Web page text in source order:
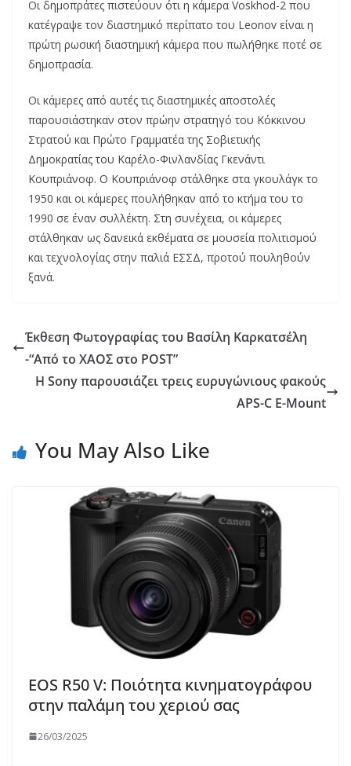
Οι δημοπράτες πιστεύουν ότι η κάμερα Voskhod-2 που
κατέγραψε τον διαστημικό περίπατο του Leonov είναι η
πρώτη ρωσική διαστημική κάμερα που πωλήθηκε ποτέ σε
δημοπρασία.
Οι κάμερες από αυτές τις διαστημικές αποστολές
παρουσιάστηκαν στον πρώην στρατηγό του Κόκκινου
Στρατού και Πρώτο Γραμματέα της Σοβιετικής
Δημοκρατίας του Καρέλο-Φινλανδίας Γκενάντι
Κουπριάνοφ. Ο Κουπριάνοφ στάλθηκε στα γκουλάγκ το
1950 και οι κάμερες πουλήθηκαν από το κτήμα του το
1990 σε έναν συλλέκτη. Στη συνέχεια, οι κάμερες
στάλθηκαν ως δανεικά εκθέματα σε μουσεία πολιτισμού
και τεχνολογίας στην παλιά ΕΣΣΔ, προτού πουληθούν
ξανά.
Έκθεση Φωτογραφίας του Βασίλη Καρκατσέλη
-“Από το ΧΑΟΣ στο POST”
Η Sony παρουσιάζει τρεις ευρυγώνιους φακούς
APS-C E-Mount
You May Also Like
EOS R50 V: Ποιότητα κινηματογράφου
στην παλάμη του χεριού σας
26/03/2025